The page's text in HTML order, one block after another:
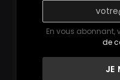
En vous abonnant,
de